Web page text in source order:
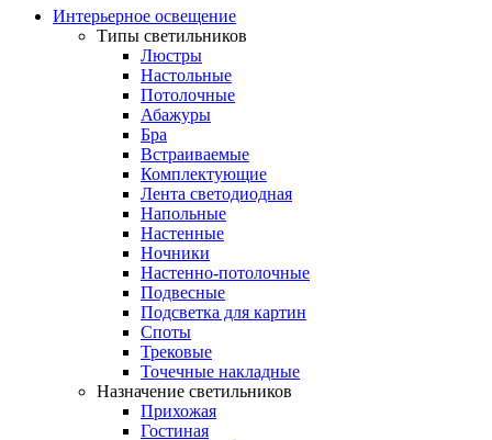
Интерьерное освещение
Типы светильников
Люстры
Настольные
Потолочные
Абажуры
Бра
Встраиваемые
Комплектующие
Лента светодиодная
Напольные
Настенные
Ночники
Настенно-потолочные
Подвесные
Подсветка для картин
Споты
Трековые
Точечные накладные
Назначение светильников
Прихожая
Гостиная